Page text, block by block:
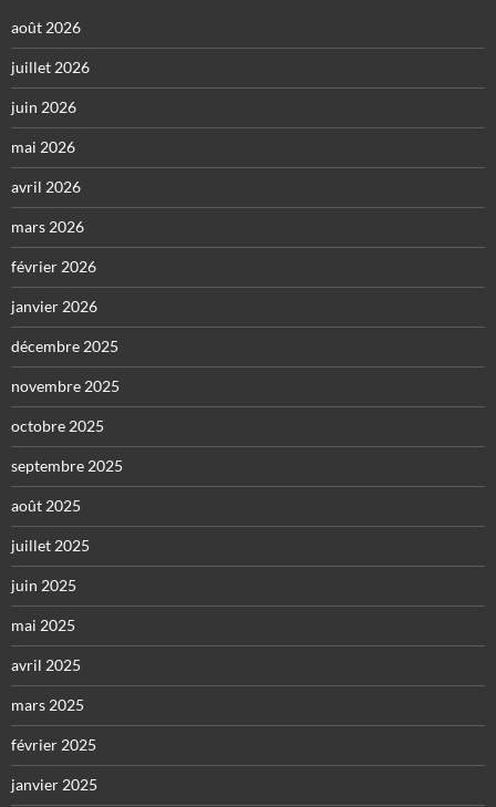
août 2026
juillet 2026
juin 2026
mai 2026
avril 2026
mars 2026
février 2026
janvier 2026
décembre 2025
novembre 2025
octobre 2025
septembre 2025
août 2025
juillet 2025
juin 2025
mai 2025
avril 2025
mars 2025
février 2025
janvier 2025